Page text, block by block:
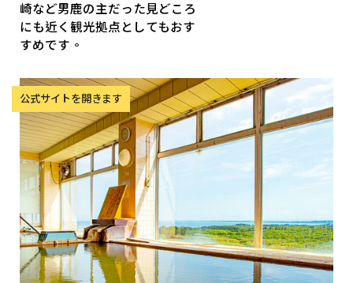
崎など男鹿の主だった見どころ
にも近く観光拠点としてもおす
すめです。